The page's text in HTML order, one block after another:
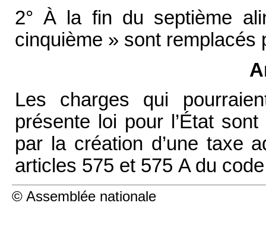
2° À la fin du septième
cinquième » sont remplacés
Les charges qui
présente loi pour l’État
par la création d’une taxe
articles 575 et 575 A du
© Assemblée nationale